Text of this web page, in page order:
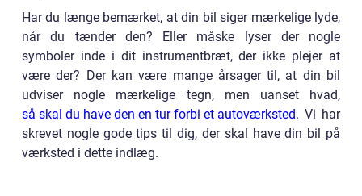
Har du længe bemærket, at din bil siger mærkelige lyde,
når du tænder den? Eller måske lyser der nogle
symboler inde i dit instrumentbræt, der ikke plejer at
være der? Der kan være mange årsager til, at din bil
udviser nogle mærkelige tegn, men uanset hvad,
så skal du have den en tur forbi et autoværksted. Vi har
skrevet nogle gode tips til dig, der skal have din bil på
værksted i dette indlæg.